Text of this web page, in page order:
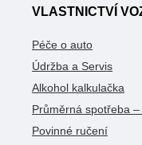
VLASTNICTVÍ
Péče o auto
Údržba a Servis
Alkohol kalkulačka
Průměrná spotřeba
Povinné ručení